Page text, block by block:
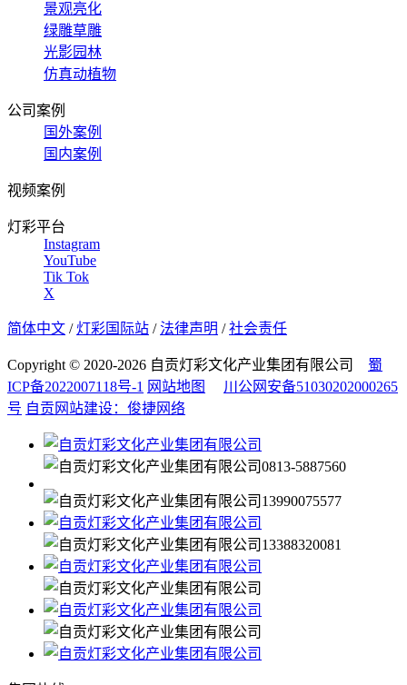
景观亮化
绿雕草雕
光影园林
仿真动植物
公司案例
国外案例
国内案例
视频案例
灯彩平台
Instagram
YouTube
Tik Tok
X
简体中文 / 灯彩国际站 /法律声明 /社会责任
Copyright © 2020-2026 自贡灯彩文化产业集团有限公司 蜀
ICP备2022007118号-1 网站地图
川公网安备51030202000265
号 自贡网站建设：俊捷网络
0813-5887560
13990075577
13388320081